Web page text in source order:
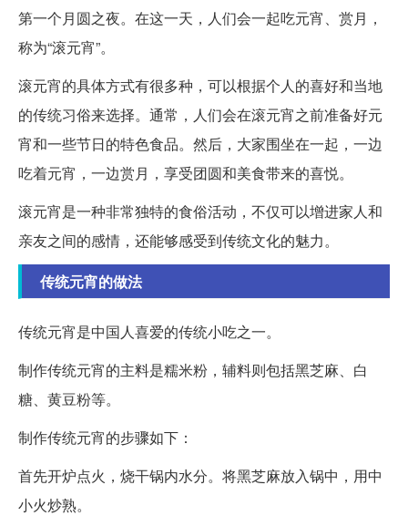
第一个月圆之夜。在这一天，人们会一起吃元宵、赏月，
称为“滚元宵”。
滚元宵的具体方式有很多种，可以根据个人的喜好和当地
的传统习俗来选择。通常，人们会在滚元宵之前准备好元
宵和一些节日的特色食品。然后，大家围坐在一起，一边
吃着元宵，一边赏月，享受团圆和美食带来的喜悦。
滚元宵是一种非常独特的食俗活动，不仅可以增进家人和
亲友之间的感情，还能够感受到传统文化的魅力。
传统元宵的做法
传统元宵是中国人喜爱的传统小吃之一。
制作传统元宵的主料是糯米粉，辅料则包括黑芝麻、白
糖、黄豆粉等。
制作传统元宵的步骤如下：
首先开炉点火，烧干锅内水分。将黑芝麻放入锅中，用中
小火炒熟。